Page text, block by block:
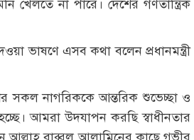
খেলতে না পারে। দেশের গণতান্ত্রিক
ভাষণে এসব কথা বলেন প্রধানমন্ত্রী
সকল নাগরিককে আন্তরিক শুভেচ্ছা ও
আমরা উদযাপন করছি স্বাধীনতার